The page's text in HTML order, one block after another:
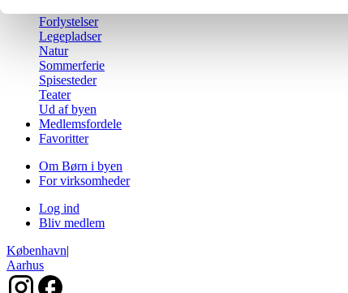
Forlystelser
Legepladser
Natur
Sommerferie
Spisesteder
Teater
Ud af byen
Medlemsfordele
Favoritter
Om Børn i byen
For virksomheder
Log ind
Bliv medlem
København|
Aarhus